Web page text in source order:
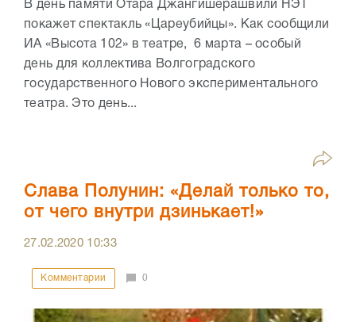
В день памяти Отара Джангишерашвили НЭТ
покажет спектакль «Цареубийцы». Как сообщили
ИА «Высота 102» в театре, 6 марта – особый
день для коллектива Волгоградского
государственного Нового экспериментального
театра. Это день...
Слава Полунин: «Делай только то,
от чего внутри дзинькает!»
27.02.2020 10:33
Комментарии 0